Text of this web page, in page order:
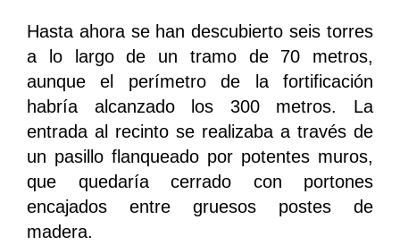
Hasta ahora se han descubierto seis torres
a lo largo de un tramo de 70 metros,
aunque el perímetro de la fortificación
habría alcanzado los 300 metros. La
entrada al recinto se realizaba a través de
un pasillo flanqueado por potentes muros,
que quedaría cerrado con portones
encajados entre gruesos postes de
madera.